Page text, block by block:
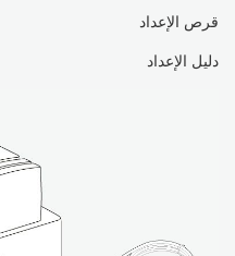
قرص الإعداد
دليل الإعداد